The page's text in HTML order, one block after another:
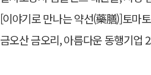
[이야기로 만나는 약선(藥膳)]토마
금오산 금오리, 아름다운 동행기업